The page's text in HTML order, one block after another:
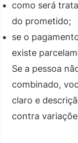
como será
do prometido;
se o
existe
Se a pessoa
combinado,
claro e
contra